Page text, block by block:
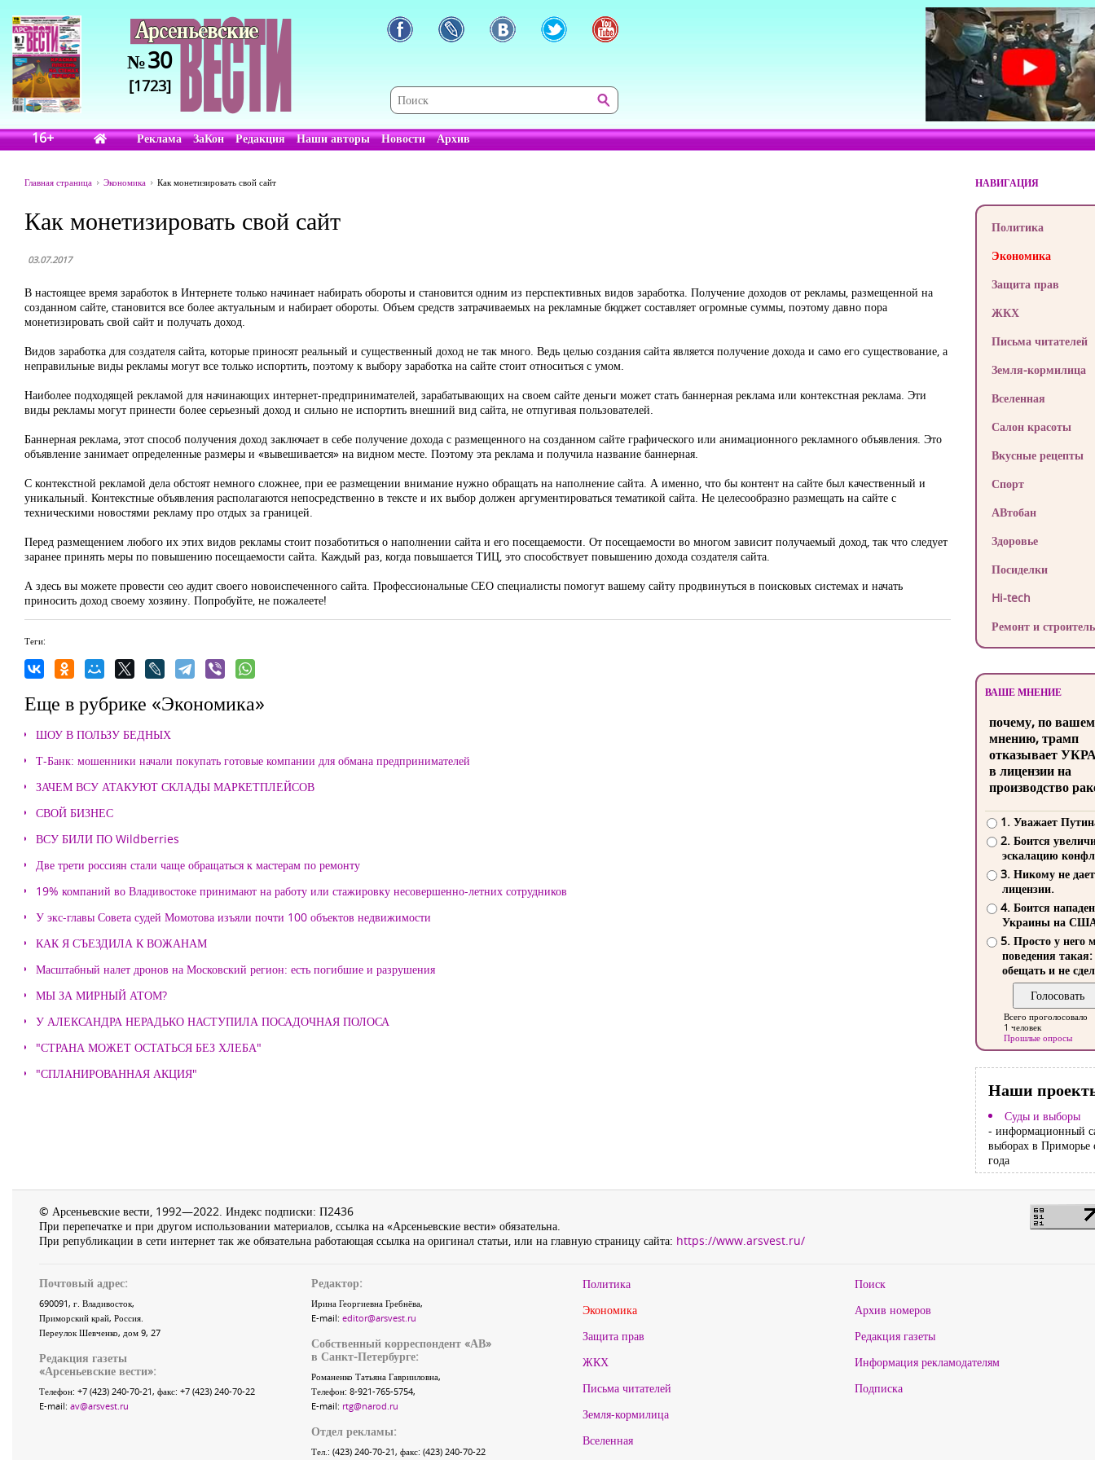
№30
[1723]
16+ Реклама ЗаКон Редакция Наши авторы Новости Архив
Главная страница Экономика Как монетизировать свой сайт
Как монетизировать свой сайт
03.07.2017
В настоящее время заработок в Интернете только начинает набирать обороты и становится одним из перспективных видов заработка. Получение доходов от рекламы, размещенной на
созданном сайте, становится все более актуальным и набирает обороты. Объем средств затрачиваемых на рекламные бюджет составляет огромные суммы, поэтому давно пора
монетизировать свой сайт и получать доход.
Видов заработка для создателя сайта, которые приносят реальный и существенный доход не так много. Ведь целью создания сайта является получение дохода и само его существование, а
неправильные виды рекламы могут все только испортить, поэтому к выбору заработка на сайте стоит относиться с умом.
Наиболее подходящей рекламой для начинающих интернет-предпринимателей, зарабатывающих на своем сайте деньги может стать баннерная реклама или контекстная реклама. Эти
виды рекламы могут принести более серьезный доход и сильно не испортить внешний вид сайта, не отпугивая пользователей.
Баннерная реклама, этот способ получения доход заключает в себе получение дохода с размещенного на созданном сайте графического или анимационного рекламного объявления. Это
объявление занимает определенные размеры и «вывешивается» на видном месте. Поэтому эта реклама и получила название баннерная.
С контекстной рекламой дела обстоят немного сложнее, при ее размещении внимание нужно обращать на наполнение сайта. А именно, что бы контент на сайте был качественный и
уникальный. Контекстные объявления располагаются непосредственно в тексте и их выбор должен аргументироваться тематикой сайта. Не целесообразно размещать на сайте с
техническими новостями рекламу про отдых за границей.
Перед размещением любого их этих видов рекламы стоит позаботиться о наполнении сайта и его посещаемости. От посещаемости во многом зависит получаемый доход, так что следует
заранее принять меры по повышению посещаемости сайта. Каждый раз, когда повышается ТИЦ, это способствует повышению дохода создателя сайта.
А здесь вы можете провести сео аудит своего новоиспеченного сайта. Профессиональные СЕО специалисты помогут вашему сайту продвинуться в поисковых системах и начать
приносить доход своему хозяину. Попробуйте, не пожалеете!
Теги:
Еще в рубрике «Экономика»
ШОУ В ПОЛЬЗУ БЕДНЫХ
Т-Банк: мошенники начали покупать готовые компании для обмана предпринимателей
ЗАЧЕМ ВСУ АТАКУЮТ СКЛАДЫ МАРКЕТПЛЕЙСОВ
СВОЙ БИЗНЕС
ВСУ БИЛИ ПО Wildberries
Две трети россиян стали чаще обращаться к мастерам по ремонту
19% компаний во Владивостоке принимают на работу или стажировку несовершенно-летних сотрудников
У экс-главы Совета судей Момотова изъяли почти 100 объектов недвижимости
КАК Я СЪЕЗДИЛА К ВОЖАНАМ
Масштабный налет дронов на Московский регион: есть погибшие и разрушения
МЫ ЗА МИРНЫЙ АТОМ?
У АЛЕКСАНДРА НЕРАДЬКО НАСТУПИЛА ПОСАДОЧНАЯ ПОЛОСА
"СТРАНА МОЖЕТ ОСТАТЬСЯ БЕЗ ХЛЕБА"
"СПЛАНИРОВАННАЯ АКЦИЯ"
НАВИГАЦИЯ
Политика
Экономика
Защита прав
ЖКХ
Письма читателей
Земля-кормилица
Вселенная
Салон красоты
Вкусные рецепты
Спорт
АВтобан
Здоровье
Посиделки
Hi-tech
Ремонт и
ВАШЕ МНЕНИЕ
почему, по
мнению, трамп
отказывает
в лицензии на
производство
1. Уважает
2. Боится
эскалацию
3. Никому не
лицензии.
4. Боится
Украины на
5. Просто у него
поведения такая:
обещать и не
Всего проголосовало
1 человек
Прошлые опросы
Наши
Суды и выборы
- информационный
выборах в Приморье
года
© Арсеньевские вести, 1992—2022. Индекс подписки: П2436
При перепечатке и при другом использовании материалов, ссылка на «Арсеньевские вести» обязательна.
При републикации в сети интернет так же обязательна работающая ссылка на оригинал статьи, или на главную страницу сайта: https://www.arsvest.ru/
Почтовый адрес:
690091, г. Владивосток,
Приморский край, Россия.
Переулок Шевченко, дом 9, 27
Редакция газеты
«Арсеньевские вести»:
Телефон: +7 (423) 240-70-21, факс: +7 (423) 240-70-22
E-mail: av@arsvest.ru
Редактор:
Ирина Георгиевна Гребнёва,
E-mail: editor@arsvest.ru
Собственный корреспондент «АВ»
в Санкт-Петербурге:
Романенко Татьяна Гаврииловна,
Телефон: 8-921-765-5754,
E-mail: rtg@narod.ru
Отдел рекламы:
Тел.: (423) 240-70-21, факс: (423) 240-70-22
Политика
Экономика
Защита прав
ЖКХ
Письма читателей
Земля-кормилица
Вселенная
Поиск
Архив номеров
Редакция газеты
Информация рекламодателям
Подписка